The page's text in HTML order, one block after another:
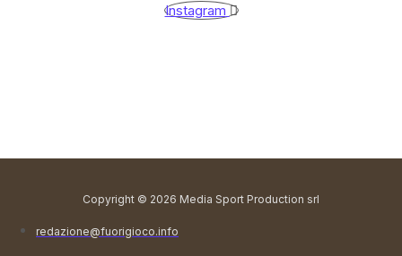
Instagram
Copyright © 2026 Media Sport Production srl
redazione@fuorigioco.info